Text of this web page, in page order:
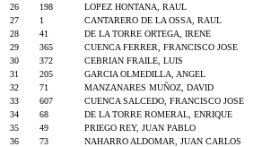
26
198 LOPEZ HONTANA, RAUL
27
1 CANTARERO DE LA OSSA, RAUL
28
41 DE LA TORRE ORTEGA, IRENE
29
365 CUENCA FERRER, FRANCISCO JOSE
30
372 CEBRIAN FRAILE, LUIS
31
205 GARCIA OLMEDILLA, ANGEL
32
71 MANZANARES MUÑOZ, DAVID
33
607 CUENCA SALCEDO, FRANCISCO JOSE
34
68 DE LA TORRE ROMERAL, ENRIQUE
35
49 PRIEGO REY, JUAN PABLO
36
73 NAHARRO ALDOMAR, JUAN CARLOS